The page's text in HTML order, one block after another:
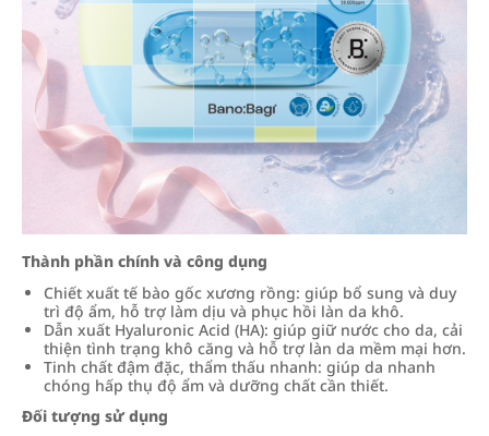
Thành phần chính và công dụng
Chiết xuất tế bào gốc xương rồng: giúp bổ sung và duy
trì độ ẩm, hỗ trợ làm dịu và phục hồi làn da khô.
Dẫn xuất Hyaluronic Acid (HA): giúp giữ nước cho da, cải
thiện tình trạng khô căng và hỗ trợ làn da mềm mại hơn.
Tinh chất đậm đặc, thẩm thấu nhanh: giúp da nhanh
chóng hấp thụ độ ẩm và dưỡng chất cần thiết.
Đối tượng sử dụng